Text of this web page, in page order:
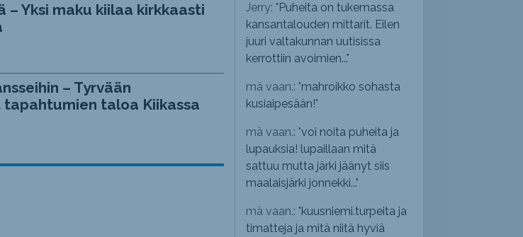
Yksi maku kiilaa kirkkaasti
– Tyrvään
taloa Kiikassa
Jerry: " Puheita on tukemassa
kansantalouden mittarit. Eilen
juuri valtakunnan uutisissa
kerrottiin avoimien..."
mä vaan.: "mahroikko sohasta
kusiaipesään!"
mä vaan.: "voi noita puheita ja
lupauksia! lupaillaan mitä
sattuu mutta järki jäänyt siis
maalaisjärki jonnekki..."
mä vaan.: "kuusniemi.turpeita ja
timatteja ja mitä niitä hyviä